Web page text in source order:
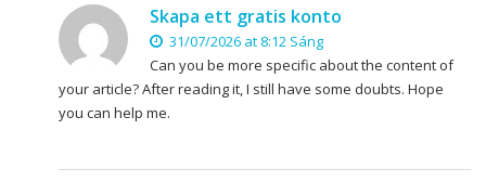
Skapa ett gratis konto
31/07/2026 at 8:12 Sáng
Can you be more specific about the content of
your article? After reading it, I still have some doubts. Hope
you can help me.